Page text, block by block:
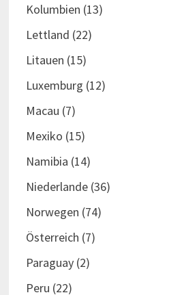
Kolumbien (13)
Lettland (22)
Litauen (15)
Luxemburg (12)
Macau (7)
Mexiko (15)
Namibia (14)
Niederlande(36)
Norwegen (74)
Österreich (7)
Paraguay(2)
Peru (22)